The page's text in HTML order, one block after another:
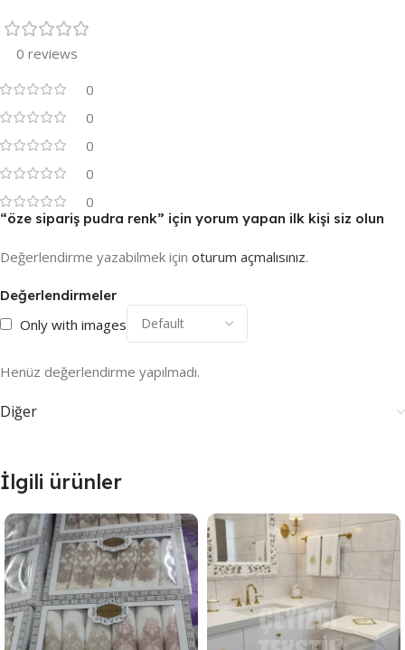
0 reviews
0
0
0
0
0
Değerlendirmeler
Only with images
Henüz değerlendirme yapılmadı.
“öze sipariş pudra renk” için yorum yapan ilk kişi siz olun
Değerlendirme yazabilmek için oturum açmalısınız.
Diğer
İlgili ürünler